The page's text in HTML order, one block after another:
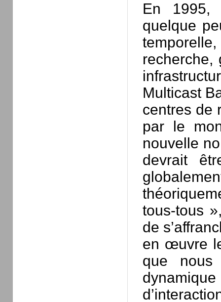
En 1995,
quelque
recherche,
Multicast
centres de
par le
nouvelle
devrait
tous-tous
de
en œuvre
que